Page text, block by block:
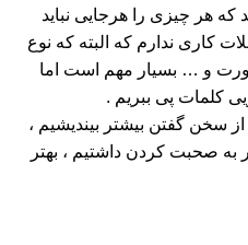
که هر چیزی را هرجایی نباید
کاری ندارم که البته که نوع
و … بسیار مهم است اما
کلمات پی ببریم .
سخن گفتن بیشتر بیندیشیم ،
به صحبت کردن داشتیم ، بهتر